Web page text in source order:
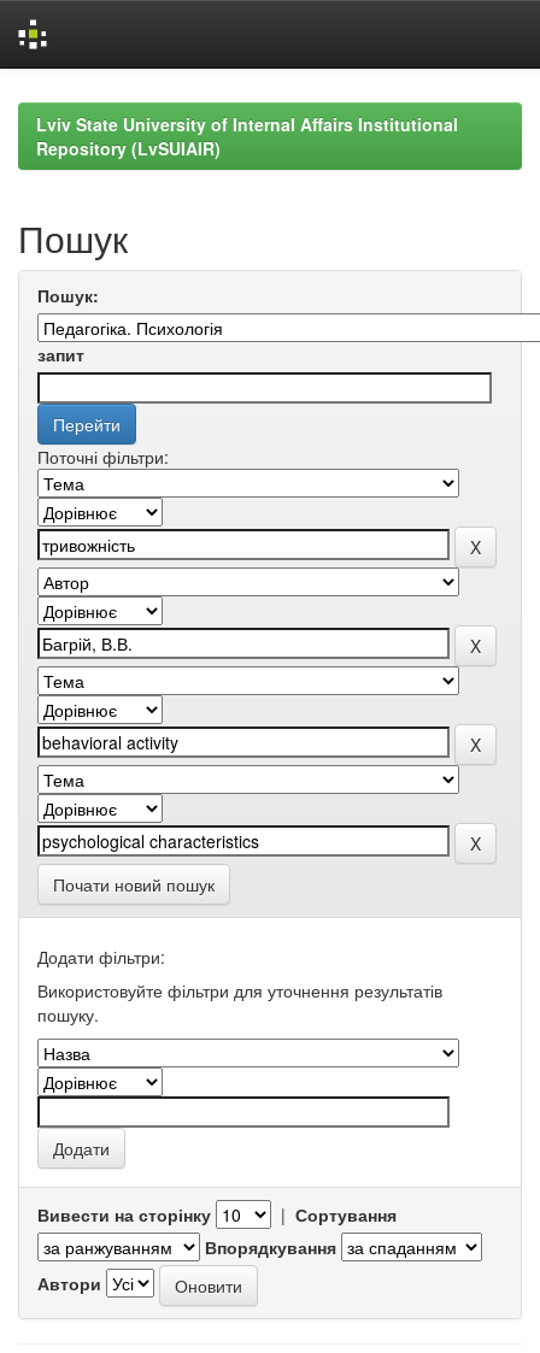
navigationLviv State University of Internal Affairs Institutional
Repository (LvSUIAIR)
Пошук
Пошук:
запит
Поточні фільтри:
Почати новий пошук
Додати фільтри:
Використовуйте фільтри для уточнення результатів
пошуку.
Вивести на сторінку | Сортування
Впорядкування
Автори